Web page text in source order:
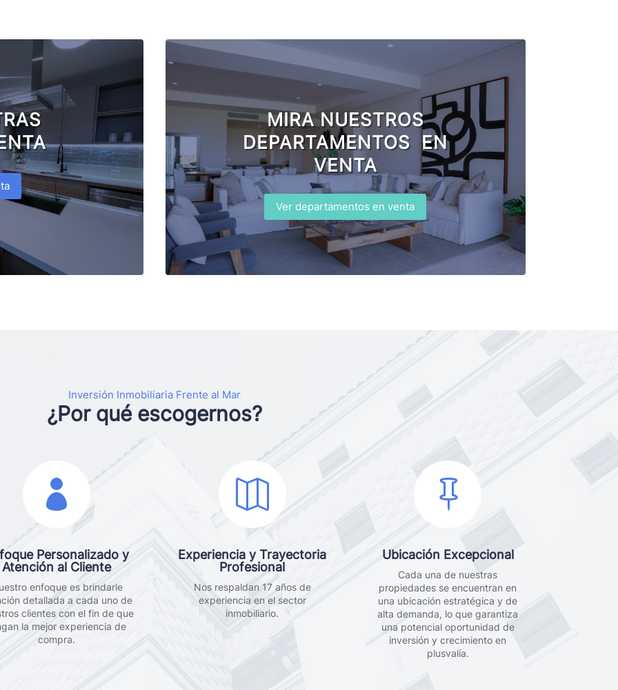
MIRA NUESTROS
DEPARTAMENTOS EN
VENTA
Ver departamentos en venta
Inversión Inmobiliaria Frente al Mar
¿Por qué escogernos?

Personalizado y
Atención al Cliente
enfoque es brindarle
detallada a cada uno de
clientes con el fin de que
la mejor experiencia de
compra.

Experiencia y Trayectoria
Profesional
Nos respaldan 17 años de
experiencia en el sector
inmobiliario.

Ubicación Excepcional
Cada una de nuestras
propiedades se encuentran en
una ubicación estratégica y de
alta demanda, lo que garantiza
una potencial oportunidad de
inversión y crecimiento en
plusvalía.